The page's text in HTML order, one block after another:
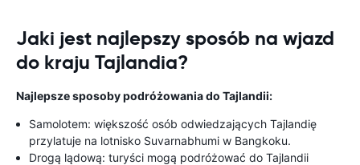
Jaki jest najlepszy sposób na wjazd
do kraju Tajlandia?
Najlepsze sposoby podróżowania do Tajlandii:
Samolotem: większość osób odwiedzających Tajlandię
przylatuje na lotnisko Suvarnabhumi w Bangkoku.
Drogą lądową: turyści mogą podróżować do Tajlandii